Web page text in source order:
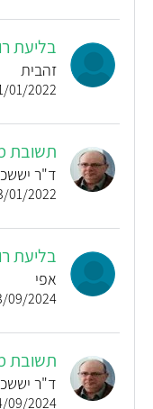
בליעת
זהבית
2022 | 20:47
תשובת
ד"ר
2022 | 15:36
בליעת
אפי
2024 | 01:54
תשובת
ד"ר
2024 | 12:51